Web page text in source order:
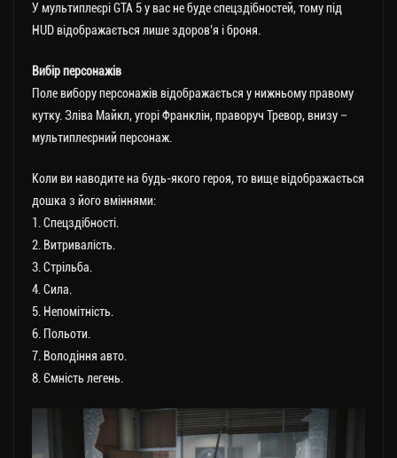
У мультиплеєрі GTA 5 у вас не буде спецздібностей, тому під
HUD відображається лише здоров’я і броня.
Вибір персонажів
Поле вибору персонажів відображається у нижньому правому
кутку. Зліва Майкл, угорі Франклін, праворуч Тревор, внизу –
мультиплеєрний персонаж.
Коли ви наводите на будь-якого героя, то вище відображається
дошка з його вміннями:
1. Спецздібності.
2. Витривалість.
3. Стрільба.
4. Сила.
5. Непомітність.
6. Польоти.
7. Володіння авто.
8. Ємність легень.